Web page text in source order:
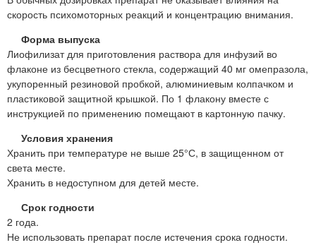
скорость психомоторных реакций и концентрацию внимания.
Форма выпуска
Лиофилизат для приготовления раствора для инфузий во
флаконе из бесцветного стекла, содержащий 40 мг омепразола,
укупоренный резиновой пробкой, алюминиевым колпачком и
пластиковой защитной крышкой. По 1 флакону вместе с
инструкцией по применению помещают в картонную пачку.
Условия хранения
Хранить при температуре не выше 25°С, в защищенном от
света месте.
Хранить в недоступном для детей месте.
Срок годности
2 года.
Не использовать препарат после истечения срока годности.